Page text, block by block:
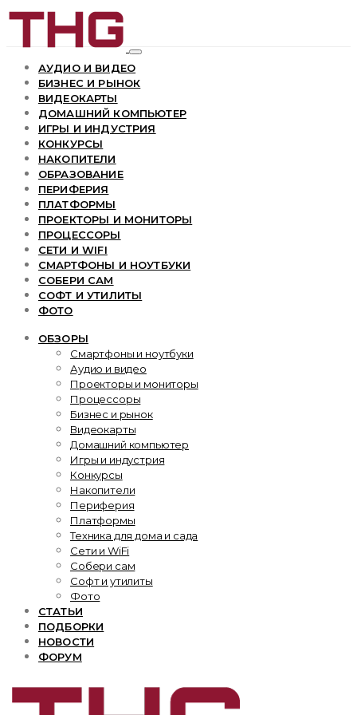
АУДИО И ВИДЕО
БИЗНЕС И РЫНОК
ВИДЕОКАРТЫ
ДОМАШНИЙ КОМПЬЮТЕР
ИГРЫ И ИНДУСТРИЯ
КОНКУРСЫ
НАКОПИТЕЛИ
ОБРАЗОВАНИЕ
ПЕРИФЕРИЯ
ПЛАТФОРМЫ
ПРОЕКТОРЫ И МОНИТОРЫ
ПРОЦЕССОРЫ
СЕТИ И WIFI
СМАРТФОНЫ И НОУТБУКИ
СОБЕРИ САМ
СОФТ И УТИЛИТЫ
ФОТО
ОБЗОРЫ
Смартфоны и ноутбуки
Аудио и видео
Проекторы и мониторы
Процессоры
Бизнес и рынок
Видеокарты
Домашний компьютер
Игры и индустрия
Конкурсы
Накопители
Периферия
Платформы
Техника для дома и сада
Сети и WiFi
Собери сам
Софт и утилиты
Фото
СТАТЬИ
ПОДБОРКИ
НОВОСТИ
ФОРУМ